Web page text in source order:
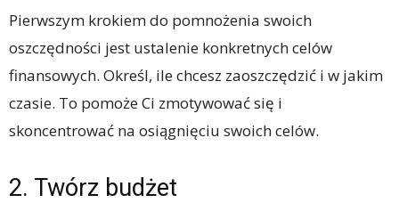
Pierwszym krokiem do pomnożenia swoich
oszczędności jest ustalenie konkretnych celów
finansowych. Określ, ile chcesz zaoszczędzić i w jakim
czasie. To pomoże Ci zmotywować się i
skoncentrować na osiągnięciu swoich celów.
2. Twórz budżet